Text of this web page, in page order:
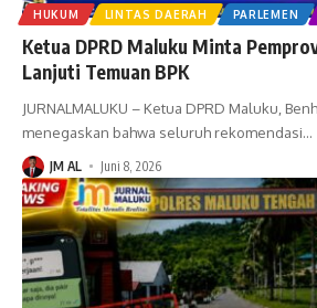
HUKUM LINTAS DAERAH PARLEMEN
Ketua DPRD Maluku Minta
Lanjuti Temuan BPK
JURNALMALUKU – Ketua DPRD Maluku,
menegaskan bahwa seluruh rekomendasi…
JM AL Juni 8, 2026